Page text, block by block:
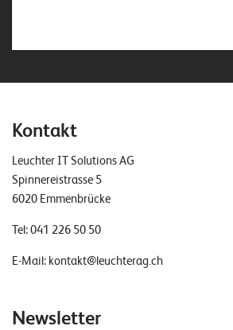
Kontakt
Leuchter IT Solutions AG
Spinnereistrasse 5
6020 Emmenbrücke
Tel:041 226 50 50
E-Mail: kontakt@leuchterag.ch
Newsletter